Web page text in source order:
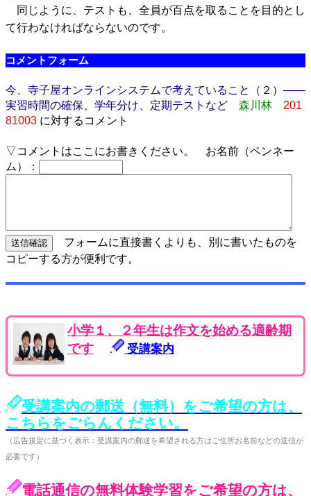
同じように、テストも、全員が百点を取ることを目的とし
て行わなければならないのです。
コメントフォーム
今、寺子屋オンラインシステムで考えていること（２）――
実習時間の確保、学年分け、定期テストなど
森川林
201
81003 に対するコメント
▽コメントはここにお書きください。 お名前（ペンネー
ム）：
フォームに直接書くよりも、別に書いたものを
コピーする方が便利です。
小学１、２年生は作文を始める適齢期
です
受講案内
受講案内の郵送（無料）をご希望の方は、
こちらをごらんください。
（広告規定に基づく表示：受講案内の郵送を希望される方はご住所お名前などの送信が
必要です）
電話通信の無料体験学習をご希望の方は、